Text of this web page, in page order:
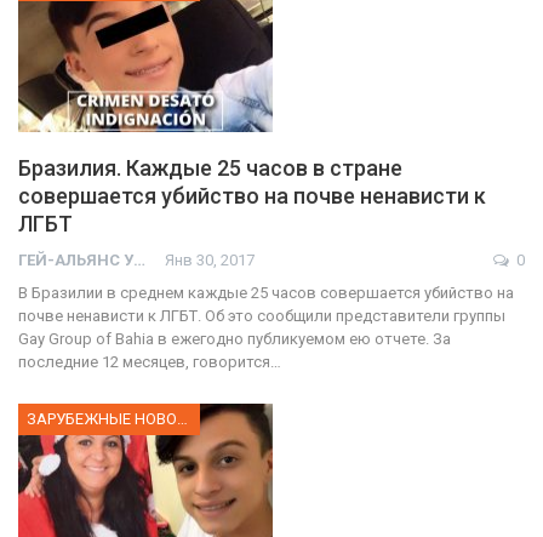
Бразилия. Каждые 25 часов в стране
совершается убийство на почве ненависти к
ЛГБТ
ГЕЙ-АЛЬЯНС УКРАИНА Янв 30, 2017
0
В Бразилии в среднем каждые 25 часов совершается убийство на
почве ненависти к ЛГБТ. Об это сообщили представители группы
Gay Group of Bahia в ежегодно публикуемом ею отчете. За
последние 12 месяцев, говорится…
ЗАРУБЕЖНЫЕ НОВОСТИ